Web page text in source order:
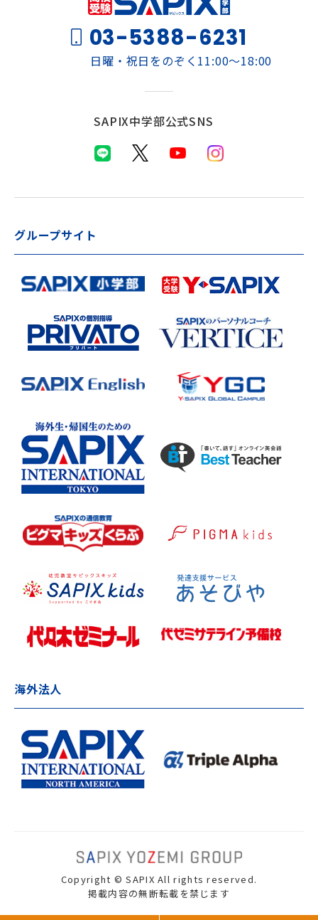
03-5388-6231
日曜・祝日をのぞく11:00～18:00
SAPIX中学部公式SNS
グループサイト
海外法人
Copyright © SAPIX All rights reserved.
掲載内容の無断転載を禁じます